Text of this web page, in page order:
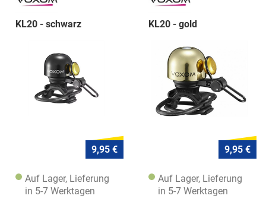
KL20 - schwarz
9,95 €
Auf Lager, Lieferung
in 5-7 Werktagen
KL20 - gold
9,95 €
Auf Lager, Lieferung
in 5-7 Werktagen